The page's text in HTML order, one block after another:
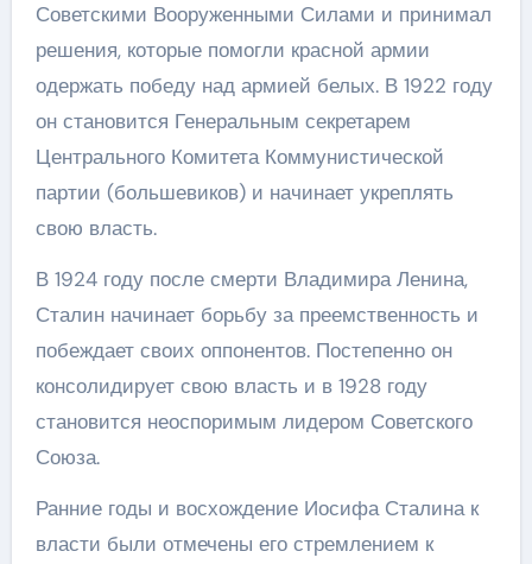
Советскими Вооруженными Силами и принимал
решения, которые помогли красной армии
одержать победу над армией белых. В 1922 году
он становится Генеральным секретарем
Центрального Комитета Коммунистической
партии (большевиков) и начинает укреплять
свою власть.
В 1924 году после смерти Владимира Ленина,
Сталин начинает борьбу за преемственность и
побеждает своих оппонентов. Постепенно он
консолидирует свою власть и в 1928 году
становится неоспоримым лидером Советского
Союза.
Ранние годы и восхождение Иосифа Сталина к
власти были отмечены его стремлением к